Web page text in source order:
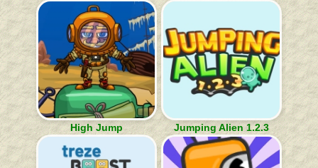
High Jump Jumping Alien 1.2.3